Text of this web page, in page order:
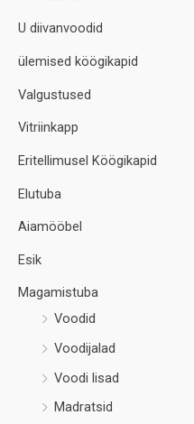
U diivanvoodid
ülemised köögikapid
Valgustused
Vitriinkapp
Eritellimusel Köögikapid
Elutuba
Aiamööbel
Esik
Magamistuba
Voodid
Voodijalad
Voodi lisad
Madratsid